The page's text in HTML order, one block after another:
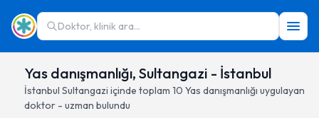
Doktor, klinik ara...
Yas danışmanlığı, Sultangazi - İstanbul
İstanbul Sultangazi içinde toplam 10 Yas danışmanlığı uygulayan
doktor - uzman bulundu